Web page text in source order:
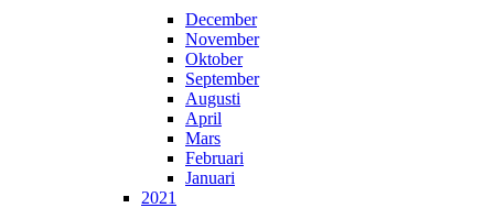
December
November
Oktober
September
Augusti
April
Mars
Februari
Januari
2021